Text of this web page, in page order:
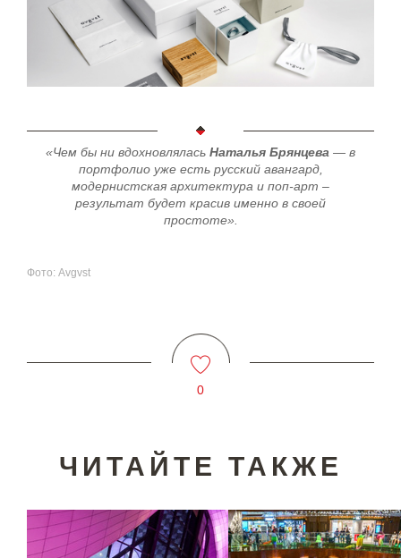
«Чем бы ни вдохновлялась Наталья Брянцева — в
портфолио уже есть русский авангард,
модернистская архитектура и поп-арт –
результат будет красив именно в своей
простоте».
Фото: Avgvst
0
ЧИТАЙТЕ ТАКЖЕ